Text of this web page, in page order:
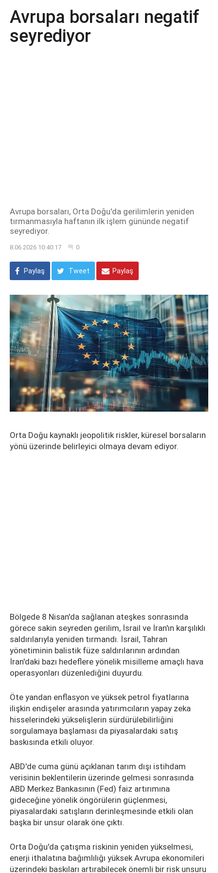
Avrupa borsaları negatif
seyrediyor
Avrupa borsaları, Orta Doğu'da gerilimlerin yeniden
tırmanmasıyla haftanın ilk işlem gününde negatif
seyrediyor.
8.06.2026 10:40:17 0
Paylaş Tweet Paylaş
Orta Doğu kaynaklı jeopolitik riskler, küresel borsaların
yönü üzerinde belirleyici olmaya devam ediyor.
Bölgede 8 Nisan'da sağlanan ateşkes sonrasında
görece sakin seyreden gerilim, İsrail ve İran'ın karşılıklı
saldırılarıyla yeniden tırmandı. İsrail, Tahran
yönetiminin balistik füze saldırılarının ardından
İran'daki bazı hedeflere yönelik misilleme amaçlı hava
operasyonları düzenlediğini duyurdu.
Öte yandan enflasyon ve yüksek petrol fiyatlarına
ilişkin endişeler arasında yatırımcıların yapay zeka
hisselerindeki yükselişlerin sürdürülebilirliğini
sorgulamaya başlaması da piyasalardaki satış
baskısında etkili oluyor.
ABD'de cuma günü açıklanan tarım dışı istihdam
verisinin beklentilerin üzerinde gelmesi sonrasında
ABD Merkez Bankasının (Fed) faiz artırımına
gideceğine yönelik öngörülerin güçlenmesi,
piyasalardaki satışların derinleşmesinde etkili olan
başka bir unsur olarak öne çıktı.
Orta Doğu'da çatışma riskinin yeniden yükselmesi,
enerji ithalatına bağımlılığı yüksek Avrupa ekonomileri
üzerindeki baskıları artırabilecek önemli bir risk unsuru